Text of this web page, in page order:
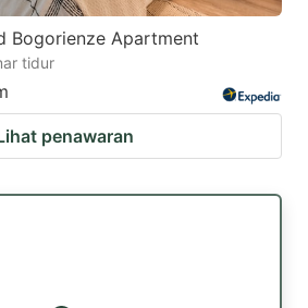
Bogorienze Apartment
tidur
penawaran